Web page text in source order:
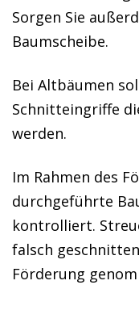
Sorgen Sie
Baumscheibe.
Bei Altbäumen
Schnitteingriffe
werden.
Im Rahmen des
durchgeführte
kontrolliert.
falsch
Förderung